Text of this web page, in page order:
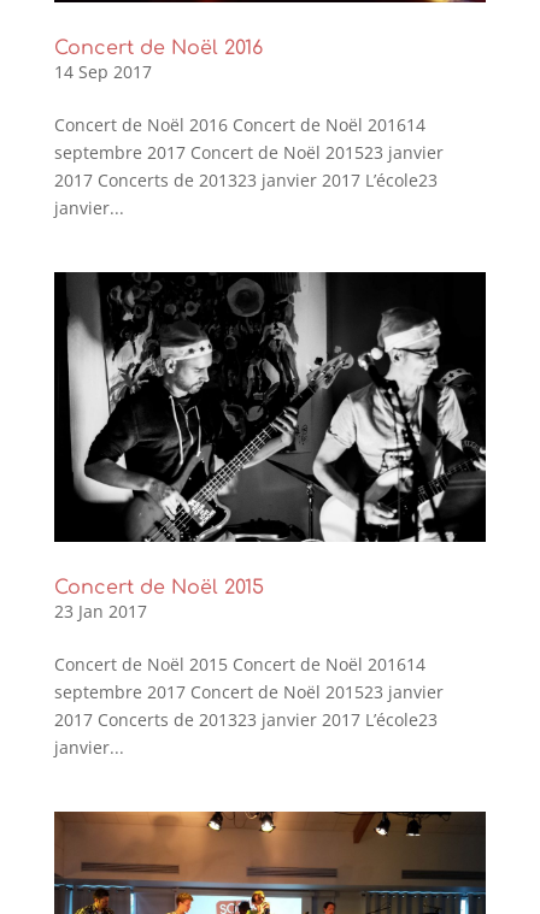
Concert de Noël 2016
14 Sep 2017
Concert de Noël 2016 Concert de Noël 201614
septembre 2017 Concert de Noël 201523 janvier
2017 Concerts de 201323 janvier 2017 L’école23
janvier...
Concert de Noël 2015
23 Jan 2017
Concert de Noël 2015 Concert de Noël 201614
septembre 2017 Concert de Noël 201523 janvier
2017 Concerts de 201323 janvier 2017 L’école23
janvier...